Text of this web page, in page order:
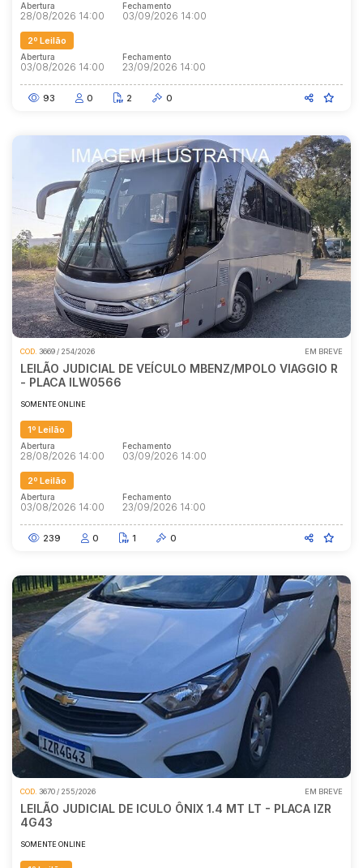
Abertura
28/08/2026 14:00
Fechamento
03/09/2026 14:00
2º Leilão
Abertura
03/08/2026 14:00
Fechamento
23/09/2026 14:00
93 0 2 0
COD. 3669 / 254/2026 EM BREVE
LEILÃO JUDICIAL DE VEÍCULO MBENZ/MPOLO VIAGGIO R
- PLACA ILW0566
SOMENTE ONLINE
1º Leilão
Abertura
28/08/2026 14:00
Fechamento
03/09/2026 14:00
2º Leilão
Abertura
03/08/2026 14:00
Fechamento
23/09/2026 14:00
239 0 1 0
COD. 3670 / 255/2026 EM BREVE
LEILÃO JUDICIAL DE ICULO ÔNIX 1.4 MT LT - PLACA IZR
4G43
SOMENTE ONLINE